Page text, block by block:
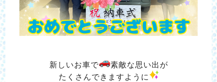
新しいお車で
素敵な思い出が
たくさんできますように